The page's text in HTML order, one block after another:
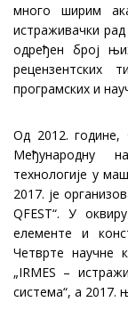
много ширим
истраживачки
одређен број
рецензентских
програмских и
Од 2012. године,
Међународну
технологије у
2017. је
QFEST“. У
елементе и
Четврте научне
„IRMES –
система“, а 2017.